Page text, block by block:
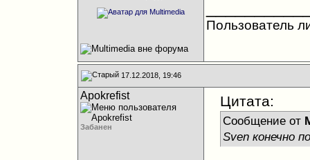
Пользователь
17.12.2018, 19:46
Apokrefist
Забанен
Цитата:
Сообщение от
Sven конечно